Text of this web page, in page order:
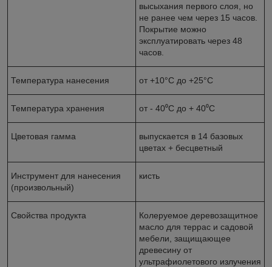
высыхания первого слоя, но
не ранее чем через 15 часов.
Покрытие можно
эксплуатировать через 48
часов.
Температура нанесения от +10°С до +25°С
Температура хранения от - 40⁰С до + 40⁰С
Цветовая гамма
выпускается в 14 базовых
цветах + бесцветный
Инструмент для нанесения
(произвольный)
кисть
Свойства продукта
Колеруемое деревозащитное
масло для террас и садовой
мебели, защищающее
древесину от
ультрафиолетового излучения